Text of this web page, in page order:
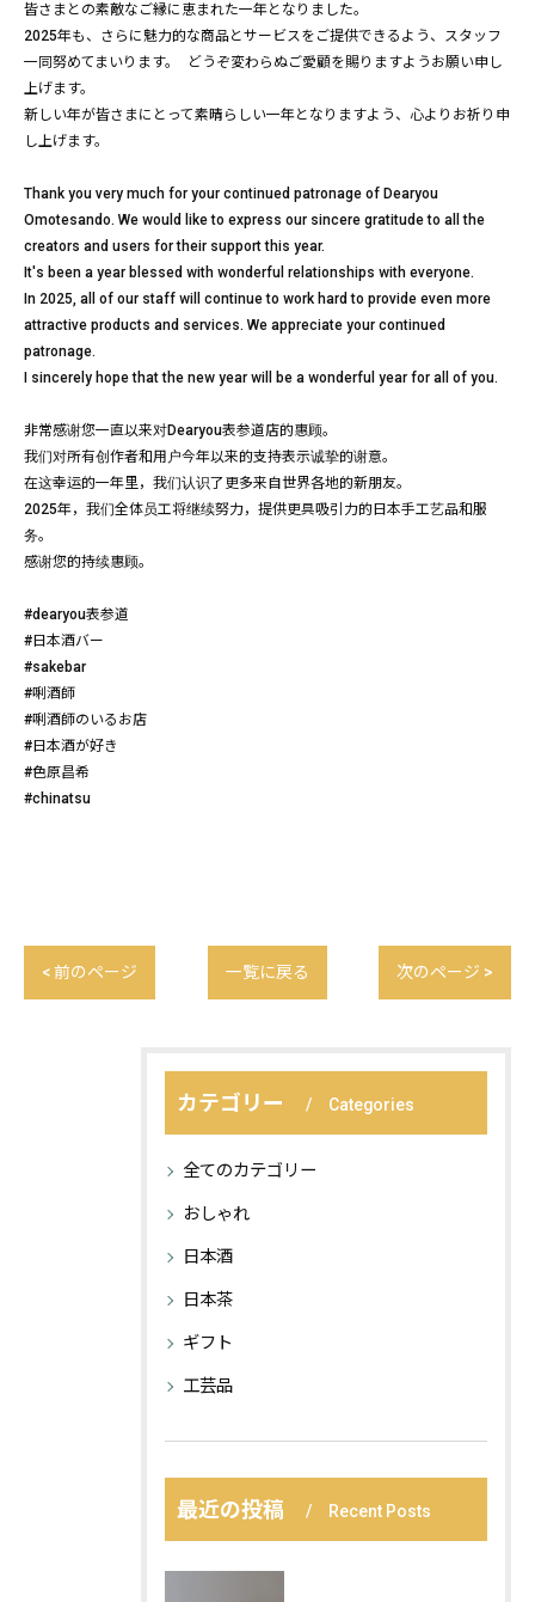
皆さまとの素敵なご縁に恵まれた一年となりました。
2025年も、さらに魅力的な商品とサービスをご提供できるよう、スタッフ
一同努めてまいります。 どうぞ変わらぬご愛顧を賜りますようお願い申し
上げます。
新しい年が皆さまにとって素晴らしい一年となりますよう、心よりお祈り申
し上げます。
Thank you very much for your continued patronage of Dearyou
Omotesando. We would like to express our sincere gratitude to all the
creators and users for their support this year.
It's been a year blessed with wonderful relationships with everyone.
In 2025, all of our staff will continue to work hard to provide even more
attractive products and services. We appreciate your continued
patronage.
I sincerely hope that the new year will be a wonderful year for all of you.
非常感谢您一直以来对Dearyou表参道店的惠顾。
我们对所有创作者和用户今年以来的支持表示诚挚的谢意。
在这幸运的一年里，我们认识了更多来自世界各地的新朋友。
2025年，我们全体员工将继续努力，提供更具吸引力的日本手工艺品和服
务。
感谢您的持续惠顾。
#dearyou表参道
#日本酒バー
#sakebar
#唎酒師
#唎酒師のいるお店
#日本酒が好き
#色原昌希
#chinatsu
< 前のページ 一覧に戻る 次のページ >
カテゴリー Categories
全てのカテゴリー
おしゃれ
日本酒
日本茶
ギフト
工芸品
最近の投稿 Recent Posts